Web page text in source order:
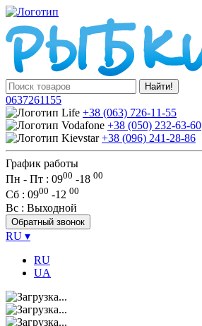
Найти!
0637261155
+38 (063) 726-11-55
+38 (050) 232-63-60
+38 (096) 241-28-86
График работы
Пн - Пт : 0900 -18 00
Сб : 0900 -12 00
Вс : Выходной
Обратный звонок
RU ▾
RU
UA